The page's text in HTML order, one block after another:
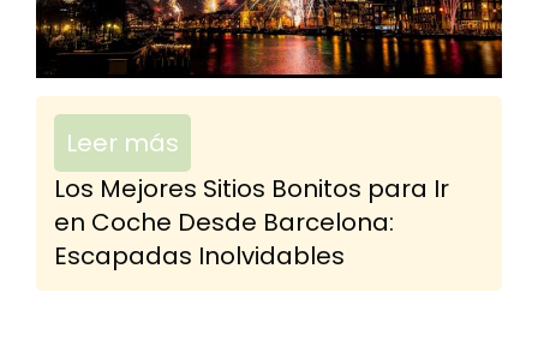
Leer más
Los Mejores Sitios Bonitos para Ir
en Coche Desde Barcelona:
Escapadas Inolvidables